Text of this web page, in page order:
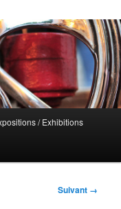
/ Exhibitions
Suivant →